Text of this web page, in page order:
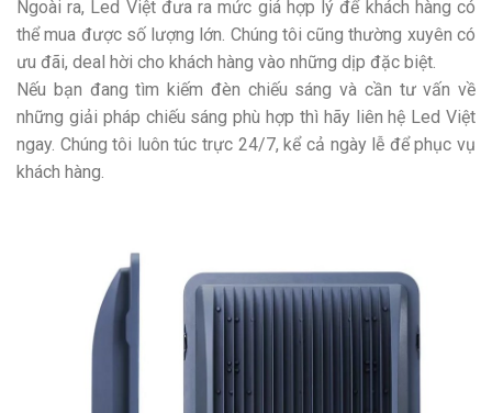
Ngoài ra, Led Việt đưa ra mức giá hợp lý để khách hàng có
thể mua được số lượng lớn. Chúng tôi cũng thường xuyên có
ưu đãi, deal hời cho khách hàng vào những dịp đặc biệt.
Nếu bạn đang tìm kiếm đèn chiếu sáng và cần tư vấn về
những giải pháp chiếu sáng phù hợp thì hãy liên hệ Led Việt
ngay. Chúng tôi luôn túc trực 24/7, kể cả ngày lễ để phục vụ
khách hàng.